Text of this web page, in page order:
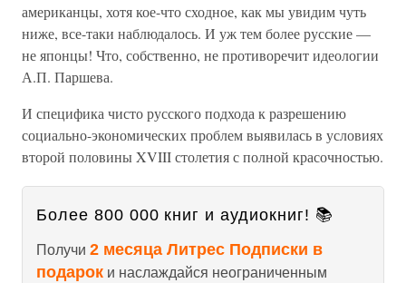
американцы, хотя кое-что сходное, как мы увидим чуть
ниже, все-таки наблюдалось. И уж тем более русские —
не японцы! Что, собственно, не противоречит идеологии
А.П. Паршева.
И специфика чисто русского подхода к разрешению
социально-экономических проблем выявилась в условиях
второй половины XVIII столетия с полной красочностью.
Более 800 000 книг и аудиокниг! 📚
Получи 2 месяца Литрес Подписки в
подарок и наслаждайся неограниченным